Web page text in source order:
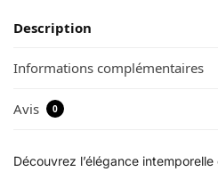
Description
Informations complémentaires
Avis 0
Découvrez l’élégance